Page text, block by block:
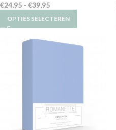
€24,95 - €39,95
OPTIES SELECTEREN